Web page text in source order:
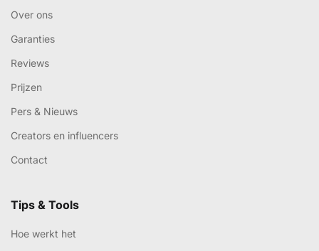
Over ons
Garanties
Reviews
Prijzen
Pers & Nieuws
Creators en influencers
Contact
Tips & Tools
Hoe werkt het